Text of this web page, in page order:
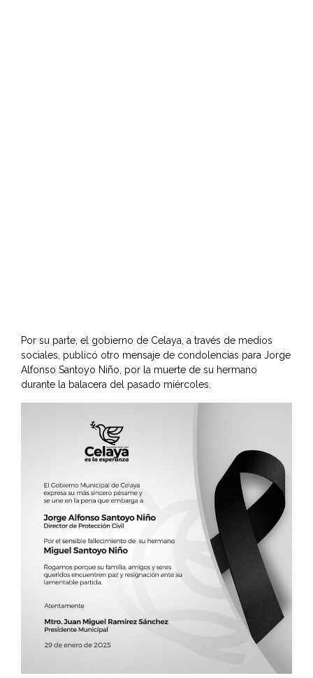
Por su parte, el gobierno de Celaya, a través de medios
sociales, publicó otro mensaje de condolencias para Jorge
Alfonso Santoyo Niño, por la muerte de su hermano
durante la balacera del pasado miércoles.